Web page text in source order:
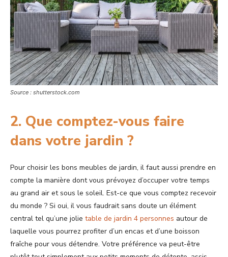
Source : shutterstock.com
2. Que comptez-vous faire
dans votre jardin ?
Pour choisir les bons meubles de jardin, il faut aussi prendre en
compte la manière dont vous prévoyez d’occuper votre temps
au grand air et sous le soleil. Est-ce que vous comptez recevoir
du monde ? Si oui, il vous faudrait sans doute un élément
central tel qu’une jolie table de jardin 4 personnes autour de
laquelle vous pourrez profiter d’un encas et d’une boisson
fraîche pour vous détendre. Votre préférence va peut-être